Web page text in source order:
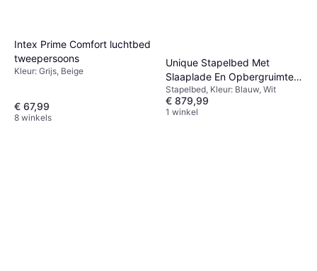
€ 7,28
8 winkels
Intex Prime Comfort luchtbed
tweepersoons
Kleur: Grijs, Beige
€ 67,99
8 winkels
Unique Stapelbed Met
Slaaplade En Opbergruimtes
3 x 90 x 190 cm
Stapelbed, Kleur: Blauw, Wit
€ 879,99
1 winkel